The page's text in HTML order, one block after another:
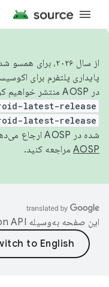
از سال ۲۰۲۶،
پایداری پلتفرم برای
در AOSP منتشر خواهیم کرد. برای ساخت و مشارکت در AOSP،
latest-release
latest-release
شده در AOSP ارجاع می‌دهد. برای اطلاعات بیشتر، به
AOSP مراجعه کنید.
این صفحه به‌وسیله